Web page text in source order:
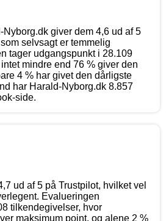
giver dem 4,6 ud af 5
selvsagt er temmelig
tager udgangspunkt i 28.109
mindre end 76 % giver den
4 % har givet den dårligste
har Harald-Nyborg.dk 8.857
side.
ud af 5 på Trustpilot, hvilket vel
Evalueringen
tilkendegivelser, hvor
maksimum point, og alene 2 %